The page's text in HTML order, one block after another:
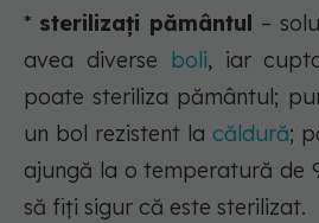
* sterilizați pământul –
avea diverse boli, iar
poate steriliza pământul;
un bol rezistent la căldură;
ajungă la o temperatură de
să fiți sigur că este sterilizat.